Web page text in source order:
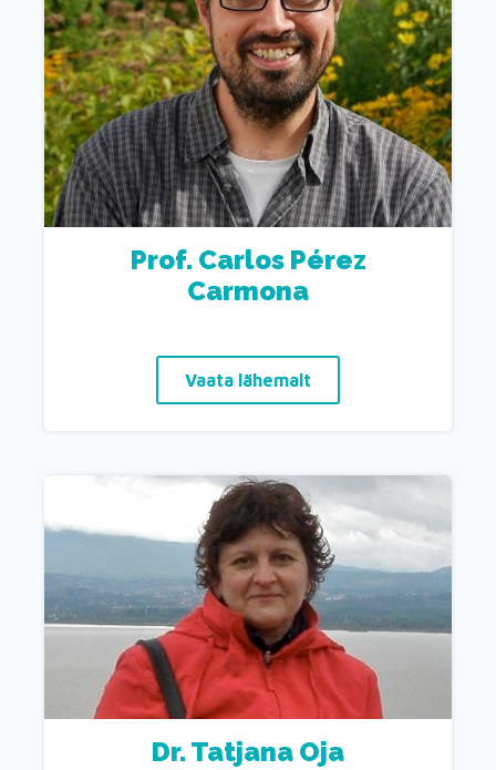
Prof. Carlos Pérez
Carmona
Vaata lähemalt
Dr. Tatjana Oja